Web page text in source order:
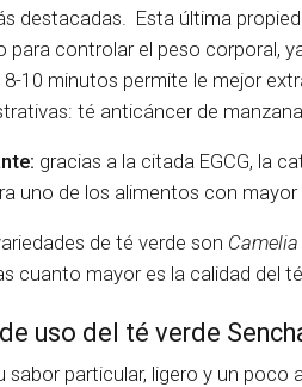
destacadas. Esta última
para controlar el peso corporal,
8-10 minutos permite le mejor
té anticáncer de
gracias a la citada EGCG, la
uno de los alimentos con
de té verde son
cuanto mayor es la calidad del
uso del té verde
sabor particular, ligero y un